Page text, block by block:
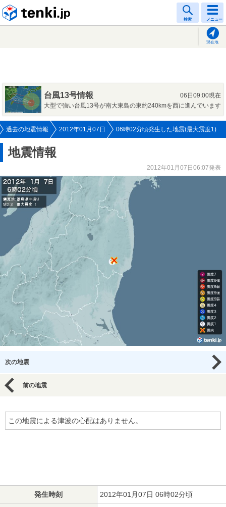
検索 メニュー
現在地
台風13号情報
06日09:00現在
大型で強い台風13号が南大東島の東約240kmを西に進んでいます
過去の地震情報 2012年01月07日 06時02分頃発生した地震(最大震度1)
地震情報
2012年01月07日06:07発表
次の地震
前の地震
この地震による津波の心配はありません。
発生時刻 2012年01月07日 06時02分頃